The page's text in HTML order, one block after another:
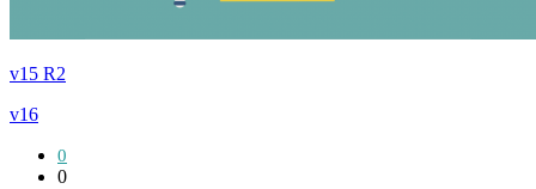
v15 R2
v16
0
0